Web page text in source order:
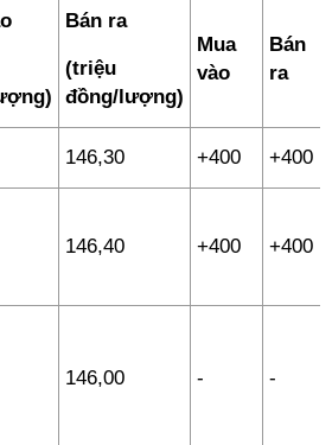
Bán ra
(triệu
đồng/lượng)
Mua
vào
Bán
ra
146,30 +400 +400
146,40 +400 +400
146,00 - -